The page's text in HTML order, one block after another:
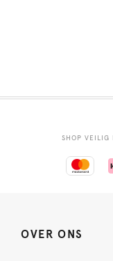
SHOP VEILIG
OVER ONS